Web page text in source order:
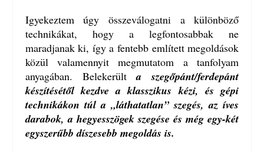
Igyekeztem úgy összeválogatni a különböző
technikákat, hogy a legfontosabbak ne
maradjanak ki, így a fentebb említett megoldások
közül valamennyit megmutatom a tanfolyam
anyagában. Belekerülta szegőpánt/ferdepánt
készítésétől kezdve a klasszikus kézi, és gépi
technikákon túl a „láthatatlan” szegés, az íves
darabok, a hegyesszögek szegése és még egy-két
egyszerűbb díszesebb megoldás is.